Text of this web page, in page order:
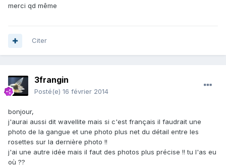
merci qd même
Citer
3frangin
Posté(e) 16 février 2014
bonjour,
j'aurai aussi dit wavellite mais si c'est français il faudrait une
photo de la gangue et une photo plus net du détail entre les
rosettes sur la dernière photo !!
j'ai une autre idée mais il faut des photos plus précise !! tu l'as eu
où ??